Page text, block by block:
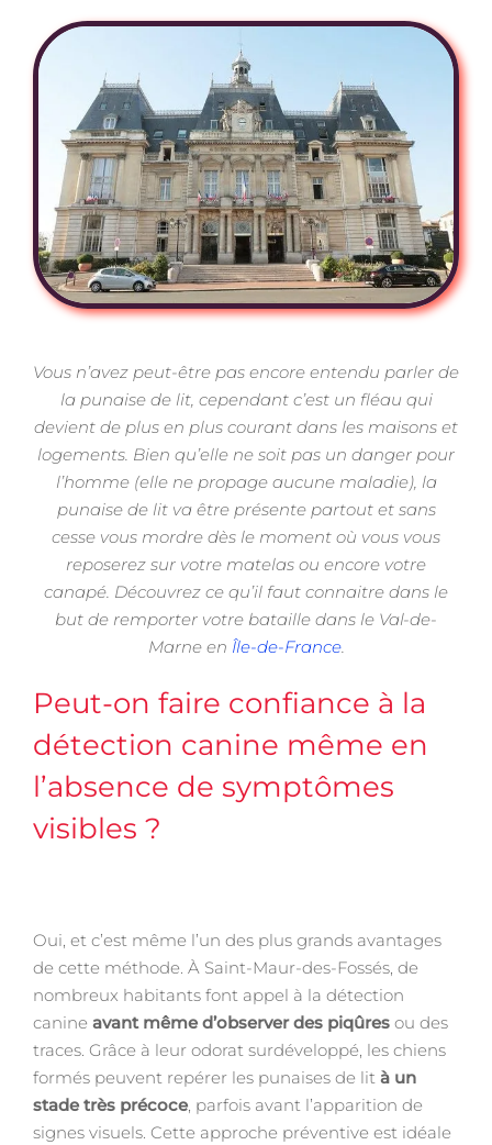
Vous n’avez peut-être pas encore entendu parler de
la punaise de lit, cependant c’est un fléau qui
devient de plus en plus courant dans les maisons et
logements. Bien qu’elle ne soit pas un danger pour
l’homme (elle ne propage aucune maladie), la
punaise de lit va être présente partout et sans
cesse vous mordre dès le moment où vous vous
reposerez sur votre matelas ou encore votre
canapé. Découvrez ce qu’il faut connaitre dans le
but de remporter votre bataille dans le Val-de-
Marne en Île-de-France.
Peut-on faire confiance à la
détection canine même en
l’absence de symptômes
visibles ?
Oui, et c’est même l’un des plus grands avantages
de cette méthode. À Saint-Maur-des-Fossés, de
nombreux habitants font appel à la détection
canine avant même d’observer des piqûres ou des
traces. Grâce à leur odorat surdéveloppé, les chiens
formés peuvent repérer les punaises de lit à un
stade très précoce, parfois avant l’apparition de
signes visuels. Cette approche préventive est idéale